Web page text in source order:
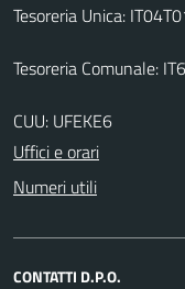
Tesoreria Unica:
Tesoreria Comunale:
CUU: UFEKE6
Uffici e orari
Numeri utili
CONTATTI D.P.O.